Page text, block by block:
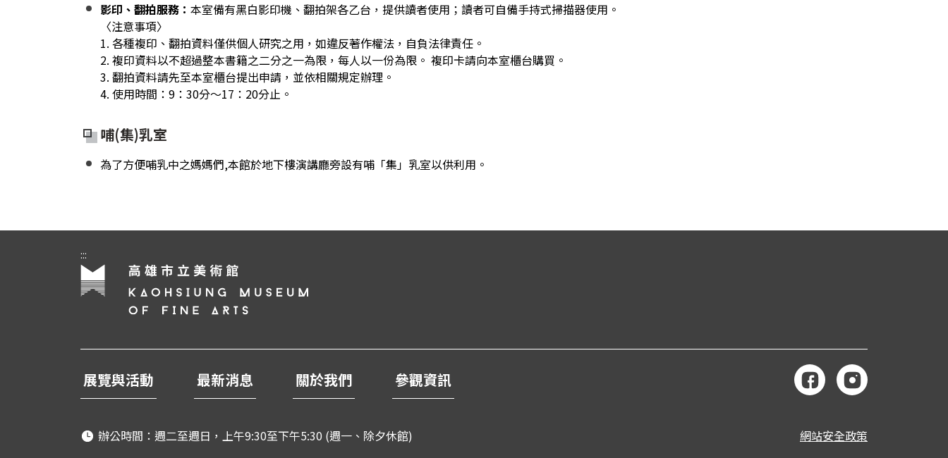
影印、翻拍服務： 本室備有黑白影印機、翻拍架各乙台，提供讀者使用；讀者可自備手持式掃描器使用。
〈注意事項〉
1. 各種複印、翻拍資料僅供個人研究之用，如違反著作權法，自負法律責任。
2. 複印資料以不超過整本書籍之二分之一為限，每人以一份為限。 複印卡請向本室櫃台購買。
3. 翻拍資料請先至本室櫃台提出申請，並依相關規定辦理。
4. 使用時間：9：30分～17：20分止。
哺(集)乳室
為了方便哺乳中之媽媽們,本館於地下樓演講廳旁設有哺「集」乳室以供利用。
:::
展覽與活動 最新消息 關於我們 參觀資訊
辦公時間：週二至週日，上午9:30至下午5:30 (週一、除夕休館) 網站安全政策